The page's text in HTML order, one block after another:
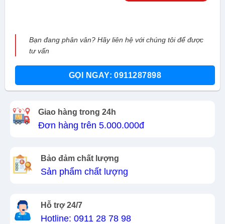
Bạn đang phân vân? Hãy liên hệ với chúng tôi để được
tư vấn
GỌI NGAY: 0911287898
Giao hàng trong 24h
Đơn hàng trên 5.000.000đ
Bảo đảm chất lượng
Sản phẩm chất lượng
Hỗ trợ 24/7
Hotline: 0911 28 78 98